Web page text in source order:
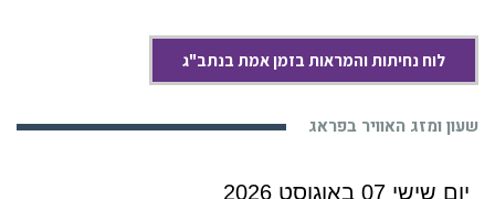
לוח נחיתות והמראות בזמן אמת בנתב"ג
שעון ומזג האוויר בפראג